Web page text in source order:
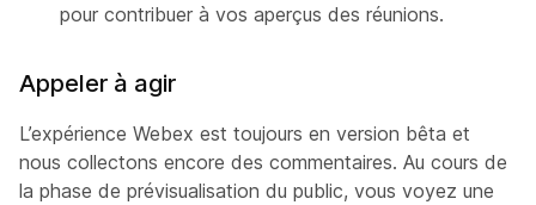
pour contribuer à vos aperçus des réunions.
Appeler à agir
L’expérience Webex est toujours en version bêta et
nous collectons encore des commentaires. Au cours de
la phase de prévisualisation du public, vous voyez une